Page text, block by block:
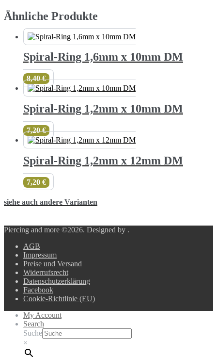
Ähnliche Produkte
Spiral-Ring 1,6mm x 10mm DM
8,40€
Spiral-Ring 1,2mm x 10mm DM
7,20€
Spiral-Ring 1,2mm x 12mm DM
7,20 €
siehe auch andere Varianten
Piercing and more ©2026. Designed by .
AGB
Impressum
Preise und Versand
Widerrufsrecht
Datenschutzerklärung
Facebook
Cookie-Richtlinie (EU)
My Account
Search
Suche
×